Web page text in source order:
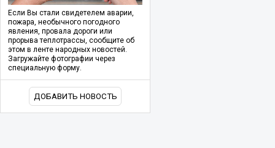
Если Вы стали свидетелем аварии,
пожара, необычного погодного
явления, провала дороги или
прорыва теплотрассы, сообщите об
этом в ленте народных новостей.
Загружайте фотографии через
специальную форму.
ДОБАВИТЬ НОВОСТЬ